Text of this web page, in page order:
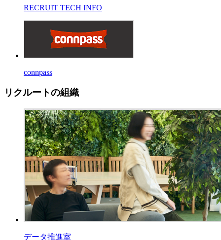
RECRUIT TECH INFO
connpass
リクルートの組織
データ推進室